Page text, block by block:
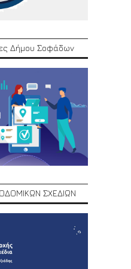
Δήμου Σοφάδων
ΣΧΕΔΙΩΝ